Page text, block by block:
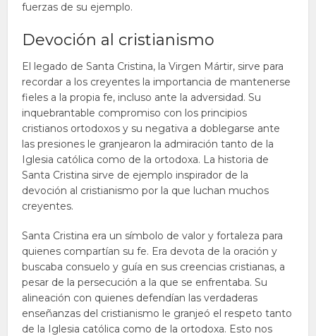
fuerzas de su ejemplo.
Devoción al cristianismo
El legado de Santa Cristina, la Virgen Mártir, sirve para
recordar a los creyentes la importancia de mantenerse
fieles a la propia fe, incluso ante la adversidad. Su
inquebrantable compromiso con los principios
cristianos ortodoxos y su negativa a doblegarse ante
las presiones le granjearon la admiración tanto de la
Iglesia católica como de la ortodoxa. La historia de
Santa Cristina sirve de ejemplo inspirador de la
devoción al cristianismo por la que luchan muchos
creyentes.
Santa Cristina era un símbolo de valor y fortaleza para
quienes compartían su fe. Era devota de la oración y
buscaba consuelo y guía en sus creencias cristianas, a
pesar de la persecución a la que se enfrentaba. Su
alineación con quienes defendían las verdaderas
enseñanzas del cristianismo le granjeó el respeto tanto
de la Iglesia católica como de la ortodoxa. Esto nos